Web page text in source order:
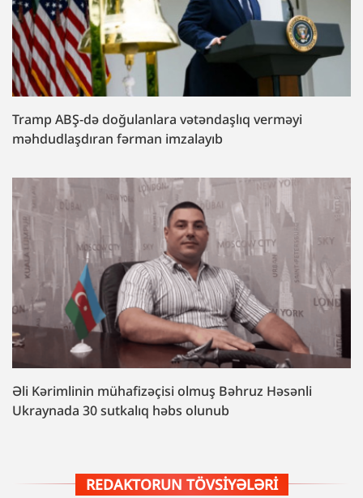
Tramp ABŞ-də doğulanlara vətəndaşlıq verməyi
məhdudlaşdıran fərman imzalayıb
Əli Kərimlinin mühafizəçisi olmuş Bəhruz Həsənli
Ukraynada 30 sutkalıq həbs olunub
REDAKTORUN TÖVSIYƏLƏRI